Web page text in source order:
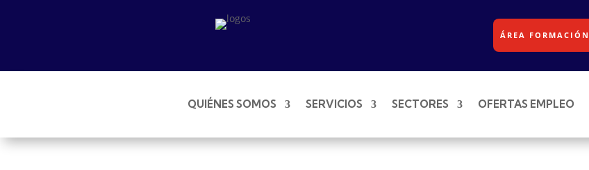
ÁREA FORMACIÓN
QUIÉNES SOMOS SERVICIOS SECTORES OFERTAS EMPLEO